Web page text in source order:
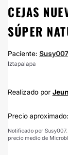
CEJAS
SÚPER
Paciente: Susy007
Iztapalapa
Realizado por
Precio aproximado:
Notificado por
precio medio de